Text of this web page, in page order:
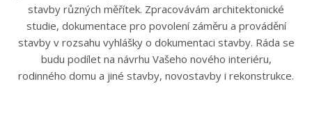
stavby různých měřítek. Zpracovávám architektonické
studie, dokumentace pro povolení záměru a provádění
stavby v rozsahu vyhlášky o dokumentaci stavby. Ráda se
budu podílet na návrhu Vašeho nového interiéru,
rodinného domu a jiné stavby, novostavby i rekonstrukce.